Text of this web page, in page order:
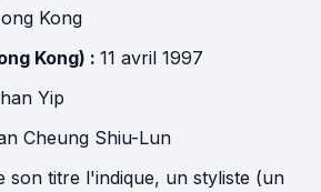
Kong
Kong) : 11 avril 1997
Yip
Cheung Shiu-Lun
son titre l'indique, un styliste (un